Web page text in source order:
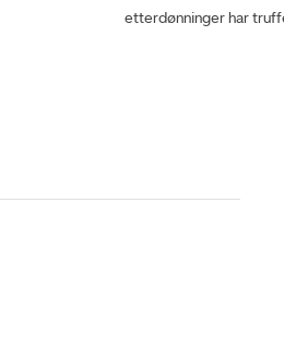
etterdønninger har